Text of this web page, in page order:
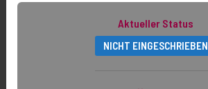
Aktueller Status
NICHT EINGESCHRIEBEN